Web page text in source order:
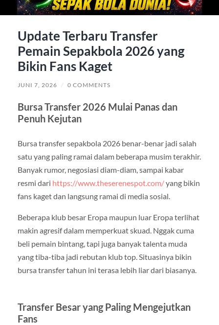
Update Terbaru Transfer
Pemain Sepakbola 2026 yang
Bikin Fans Kaget
JUNI 7, 2026 / 0 COMMENTS
Bursa Transfer 2026 Mulai Panas dan
Penuh Kejutan
Bursa transfer sepakbola 2026 benar-benar jadi salah
satu yang paling ramai dalam beberapa musim terakhir.
Banyak rumor, negosiasi diam-diam, sampai kabar
resmi dari https://www.theserenespot.com/yang bikin
fans kaget dan langsung ramai di media sosial.
Beberapa klub besar Eropa maupun luar Eropa terlihat
makin agresif dalam memperkuat skuad. Nggak cuma
beli pemain bintang, tapi juga banyak talenta muda
yang tiba-tiba jadi rebutan klub top. Situasinya bikin
bursa transfer tahun ini terasa lebih liar dari biasanya.
Transfer Besar yang Paling Mengejutkan
Fans